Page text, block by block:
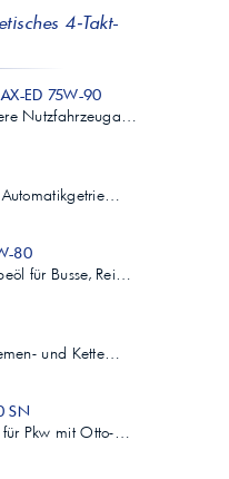
4‑Takt-
ED 75W-90
Nutzfahrzeuga…
Automatikgetrie…
80
für Busse, Rei…
und Kette…
SN
für Pkw mit Otto-…